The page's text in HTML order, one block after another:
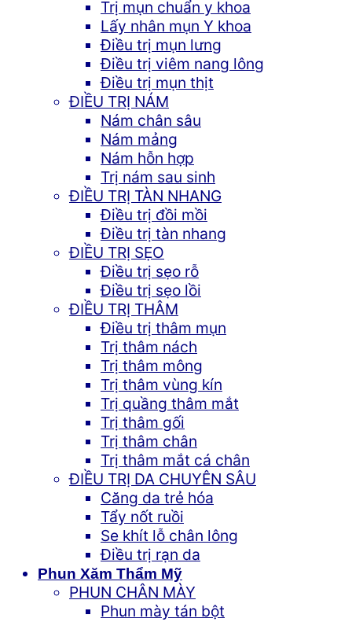
Trị mụn chuẩn y khoa
Lấy nhân mụn Y khoa
Điều trị mụn lưng
Điều trị viêm nang lông
Điều trị mụn thịt
ĐIỀU TRỊ NÁM
Nám chân sâu
Nám mảng
Nám hỗn hợp
Trị nám sau sinh
ĐIỀU TRỊ TÀN NHANG
Điều trị đồi mồi
Điều trị tàn nhang
ĐIỀU TRỊ SẸO
Điều trị sẹo rỗ
Điều trị sẹo lồi
ĐIỀU TRỊ THÂM
Điều trị thâm mụn
Trị thâm nách
Trị thâm mông
Trị thâm vùng kín
Trị quầng thâm mắt
Trị thâm gối
Trị thâm chân
Trị thâm mắt cá chân
ĐIỀU TRỊ DA CHUYÊN SÂU
Căng da trẻ hóa
Tẩy nốt ruồi
Se khít lỗ chân lông
Điều trị rạn da
Phun Xăm Thẩm Mỹ
PHUN CHÂN MÀY
Phun mày tán bột